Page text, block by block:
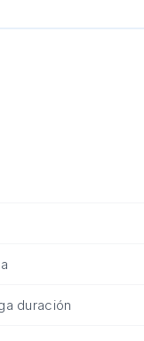
duración